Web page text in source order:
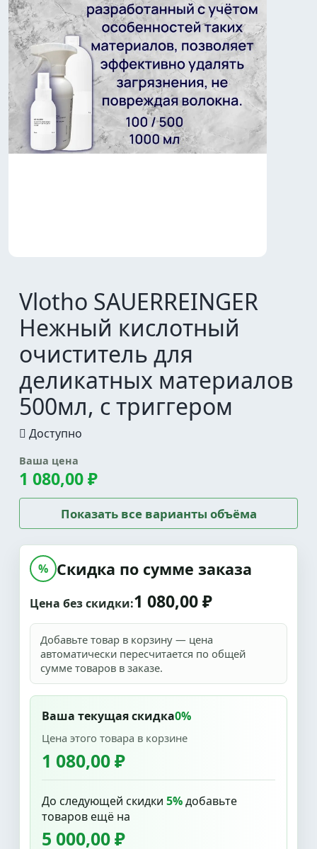
Vlotho SAUERREINGER
Нежный кислотный
очиститель для
деликатных материалов
500мл, с триггером
Доступно
Ваша цена
1 080,00 ₽
Показать все варианты объёма
% Скидка по сумме заказа
Цена без скидки:1 080,00 ₽
Добавьте товар в корзину — цена
автоматически пересчитается по общей
сумме товаров в заказе.
Ваша текущая скидка0%
Цена этого товара в корзине
1 080,00 ₽
До следующей скидки 5%добавьте
товаров ещё на
5 000,00 ₽